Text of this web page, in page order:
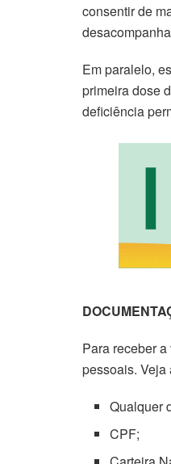
consentir de
Em paralelo,
primeira dose
deficiência
Para receber
pessoais. Veja
Qualquer
CPF;